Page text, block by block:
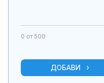
0 от 500
ДОБАВИ